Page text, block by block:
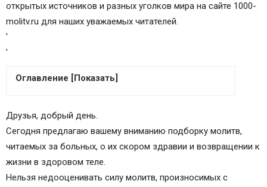
открытых источников и разных уголков мира на сайте 1000-
molitv.ru для наших уважаемых читателей.
'
'
Оглавление [Показать]
Молитва об исцелении больного
МОЛИТВА ЗА НЕМОЩНОГО И НЕСПЯЩЕГО
Канон за болящего, глас 3-й
Друзья, добрый день.
Сегодня предлагаю вашему вниманию подборку молитв,
читаемых за больных, о их скором здравии и возвращении к
жизни в здоровом теле.
Нельзя недооценивать силу молитв, произносимых с